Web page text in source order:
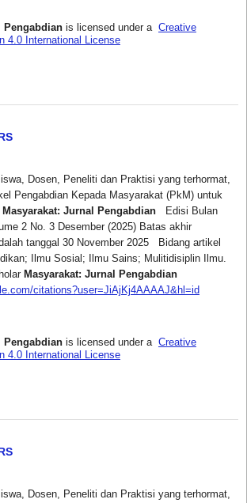
Pengabdianis licensed under a Creative
4.0 International License
Dosen, Peneliti dan Praktisi yang terhormat,
Pengabdian Kepada Masyarakat (PkM) untuk
Masyarakat: Jurnal PengabdianEdisi Bulan
2 No. 3 Desember (2025) Batas akhir
tanggal 30 November 2025 Bidang artikel
Ilmu Sosial; Ilmu Sains; Mulitidisiplin Ilmu.
Masyarakat: Jurnal Pengabdian
citations?user=JiAjKj4AAAAJ&hl=id
Pengabdianis licensed under a Creative
4.0 International License
Dosen, Peneliti dan Praktisi yang terhormat,